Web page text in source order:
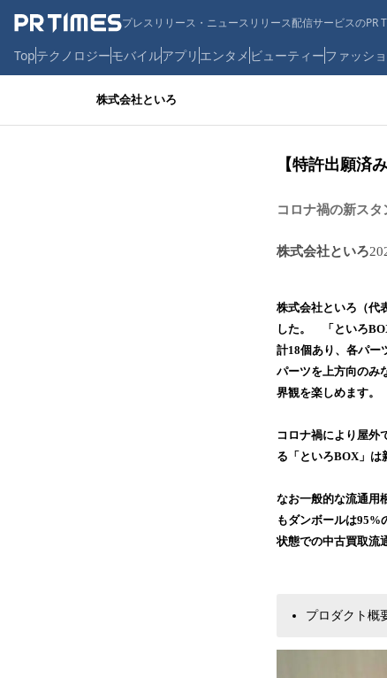
プレスリリース・ニュースリリース配信サービスのPR
Topテクノロジーモバイルアプリ エンタメ ビューティーファッシ
株式会社といろ
【特許出願済
コロナ禍の新ス
株式会社といろ
株式会社といろ（代
した。 「といろ
計18個あり、各パー
パーツを上方向のみ
界観を楽しめます。
コロナ禍により屋外
る「といろBOX」は
なお一般的な流通用
もダンボールは95%
状態での中古買取流
プロダクト概